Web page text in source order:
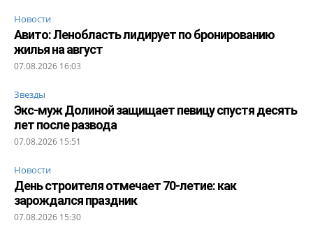
Новости
Авито: Ленобласть лидирует по бронированию
жилья на август
07.08.2026 16:03
Звезды
Экс-муж Долиной защищает певицу спустя десять
лет после развода
07.08.2026 15:51
Новости
День строителя отмечает 70-летие: как
зарождался праздник
07.08.2026 15:30